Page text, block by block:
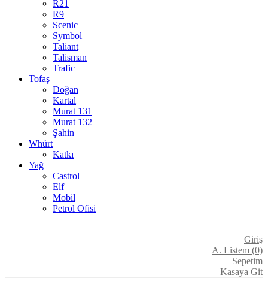
R21
R9
Scenic
Symbol
Taliant
Talisman
Trafic
Tofaş
Doğan
Kartal
Murat 131
Murat 132
Şahin
Whürt
Katkı
Yağ
Castrol
Elf
Mobil
Petrol Ofisi
Giriş
A. Listem (0)
Sepetim
Kasaya Git